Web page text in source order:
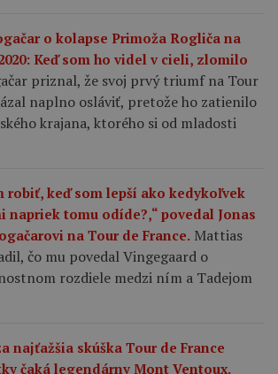
o kolapse Primoža Rogliča na
Keď som ho videl v cieli, zlomilo
priznal, že svoj prvý triumf na Tour
naplno osláviť, pretože ho zatienilo
krajana, ktorého si od mladosti
robiť, keď som lepší ako kedykoľvek
napriek tomu odíde?,“ povedal Jonas
na Tour de France. Mattias
čo mu povedal Vingegaard o
rozdiele medzi ním a Tadejom
najťažšia skúška Tour de France
čaká legendárny Mont Ventoux.